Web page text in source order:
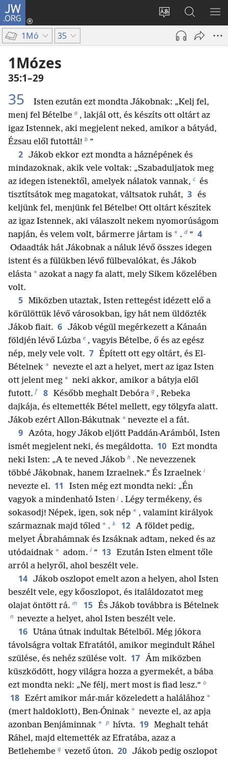
JW.ORG
Oldal
nyelvének
megváltoztatása
Bejelentkezés
(opens
window)
Keresés
a jw.org
honlapon
1Mó 35
1Mózes
35:1–29
35
Isten ezután ezt mondta Jákobnak: „Kelj fel,
menj fel Bételbe a , lakjál ott, és készíts ott oltárt az
igaz Istennek, aki megjelent neked, amikor a bátyád,
Ézsau elől futottál! b ”
2 Jákob ekkor ezt mondta a háznépének és
mindazoknak, akik vele voltak: „Szabaduljatok meg
az idegen istenektől, amelyek nálatok vannak, c és
tisztítsátok meg magatokat, váltsatok ruhát, 3 és
keljünk fel, menjünk fel Bételbe! Ott oltárt készítek
az igaz Istennek, aki válaszolt nekem nyomorúságom
napján, és velem volt, bármerre jártam is * . d ” 4
Odaadták hát Jákobnak a náluk lévő összes idegen
istent és a fülükben lévő fülbevalókat, és Jákob
elásta * azokat a nagy fa alatt, mely Sikem közelében
volt.
5 Miközben utaztak, Isten rettegést idézett elő a
körülöttük lévő városokban, így hát nem üldözték
Jákob fiait. 6 Jákob végül megérkezett a Kánaán
földjén lévő Lúzba e , vagyis Bételbe, ő és az egész
nép, mely vele volt. 7 Épített ott egy oltárt, és El-
Bételnek * nevezte el azt a helyet, mert az igaz Isten
ott jelent meg * neki akkor, amikor a bátyja elől
futott. f 8 Később meghalt Debóra g , Rebeka
dajkája, és eltemették Bétel mellett, egy tölgyfa alatt.
Jákob ezért Allon-Bákutnak * nevezte el a fát.
9 Azóta, hogy Jákob eljött Paddán-Arámból, Isten
ismét megjelent neki, és megáldotta. 10 Ezt mondta
neki Isten: „A te neved Jákob h . Ne nevezzenek
többé Jákobnak, hanem Izraelnek.” És Izraelnek i
nevezte el. 11
Isten még ezt mondta neki: „Én
vagyok a mindenható Isten j . Légy termékeny, és
sokasodj! Népek, igen, sok nép * , valamint királyok
származnak majd tőled * . k 12 A földet pedig,
melyet Ábrahámnak és Izsáknak adtam, neked és az
utódaidnak * adom. l ” 13 Ezután Isten elment tőle
arról a helyről, ahol beszélt vele.
14 Jákob oszlopot emelt azon a helyen, ahol Isten
beszélt vele, egy kőoszlopot, és italáldozatot meg
olajat öntött rá. m 15 És Jákob továbbra is Bételnek
n nevezte a helyet, ahol Isten beszélt vele.
16 Utána útnak indultak Bételből. Még jókora
távolságra voltak Efratától, amikor megindult Ráhel
szülése, és nehéz szülése volt. 17 Ám miközben
küszködött, hogy világra hozza a gyermekét, a bába
ezt mondta neki: „Ne félj, mert most is fiad lesz.” o
18 Ezért amikor már-már közeledett a halálához *
(mert haldoklott), Ben-Óninak * nevezte el, az apja
azonban Benjáminnak * p hívta. 19 Meghalt tehát
Ráhel, majd eltemették az Efratába, azaz a
Betlehembe q vezető úton. 20 Jákob pedig oszlopot